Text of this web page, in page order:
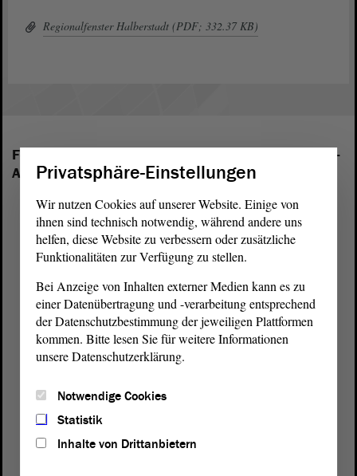
Regionalfenster Halberstadt (PDF; 332.37 KB)
Folgende Fraktionen sind im Landtag von Sachsen-
Anhalt vertreten:
Privatsphäre-Einstellungen
Wir nutzen Cookies auf unserer Website. Einige von
ihnen sind technisch notwendig, während andere uns
helfen, diese Website zu verbessern oder zusätzliche
Funktionalitäten zur Verfügung zu stellen.
Bei Anzeige von Inhalten externer Medien kann es zu
einer Datenübertragung und -verarbeitung entsprechend
der Datenschutzbestimmung der jeweiligen Plattformen
kommen. Bitte lesen Sie für weitere Informationen
unsere Datenschutzerklärung.
Notwendige Cookies
Statistik
Inhalte von Drittanbietern